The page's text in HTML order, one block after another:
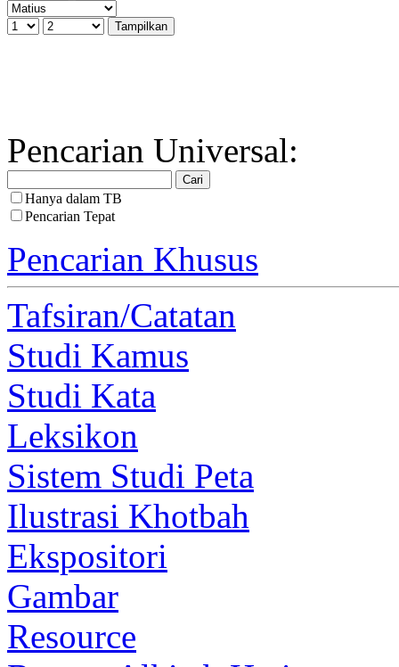
Pencarian Universal:
Hanya dalam TB
Pencarian Tepat
Pencarian Khusus
Tafsiran/Catatan
Studi Kamus
Studi Kata
Leksikon
Sistem Studi Peta
Ilustrasi Khotbah
Ekspositori
Gambar
Resource